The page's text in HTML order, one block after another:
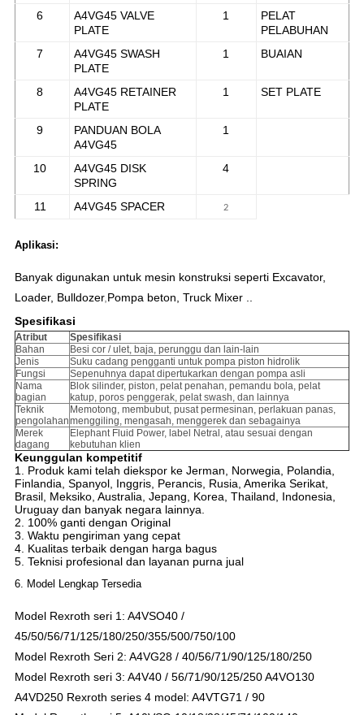
6
A4VG45 VALVE
PLATE
1
PELAT
PELABUHAN
7
A4VG45 SWASH
PLATE
1 BUAIAN
8
A4VG45 RETAINER
PLATE
1 SET PLATE
9
PANDUAN BOLA
A4VG45
1
10
A4VG45 DISK
SPRING
4
11 A4VG45 SPACER 2
Aplikasi:
Banyak digunakan untuk mesin konstruksi seperti Excavator,
Loader, Bulldozer,Pompa beton, Truck Mixer ..
Spesifikasi
Atribut
Spesifikasi
Bahan
Besi cor / ulet, baja, perunggu dan lain-lain
Jenis
Suku cadang pengganti untuk pompa piston hidrolik
Fungsi
Sepenuhnya dapat dipertukarkan dengan pompa asli
Nama
bagian
Blok silinder, piston, pelat penahan, pemandu bola, pelat
katup, poros penggerak, pelat swash, dan lainnya
Teknik
pengolahan
Memotong, membubut, pusat permesinan, perlakuan panas,
menggiling, mengasah, menggerek dan sebagainya
Merek
dagang
Elephant Fluid Power, label Netral, atau sesuai dengan
kebutuhan klien
Keunggulan kompetitif
1. Produk kami telah diekspor ke Jerman, Norwegia, Polandia,
Finlandia, Spanyol, Inggris, Perancis, Rusia, Amerika Serikat,
Brasil, Meksiko, Australia, Jepang, Korea, Thailand, Indonesia,
Uruguay dan banyak negara lainnya.
2. 100% ganti dengan Original
3. Waktu pengiriman yang cepat
4. Kualitas terbaik dengan harga bagus
5. Teknisi profesional dan layanan purna jual
6. Model Lengkap Tersedia
Model Rexroth seri 1: A4VSO40 /
45/50/56/71/125/180/250/355/500/750/100
Model Rexroth Seri 2: A4VG28 / 40/56/71/90/125/180/250
Model Rexroth seri 3: A4V40 / 56/71/90/125/250 A4VO130
A4VD250 Rexroth series 4 model: A4VTG71 / 90